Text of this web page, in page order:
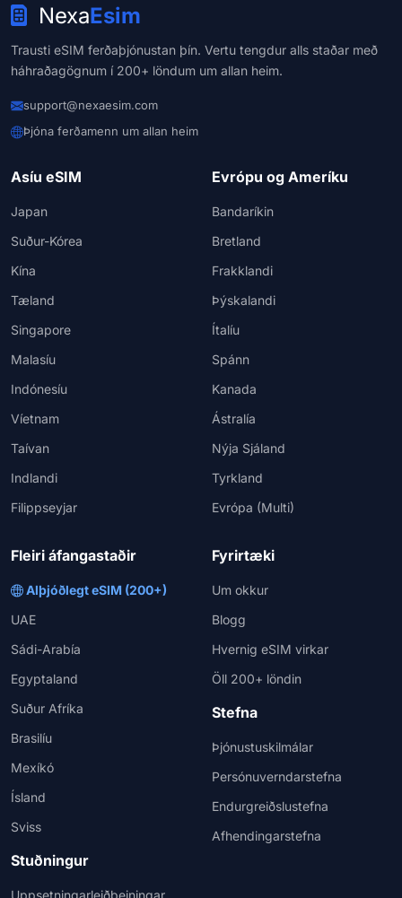
NexaEsim
Trausti eSIM ferðaþjónustan þín. Vertu tengdur alls staðar með
háhraðagögnum í 200+ löndum um allan heim.
support@nexaesim.com
Þjóna ferðamenn um allan heim
Asíu eSIM
Japan
Suður-Kórea
Kína
Tæland
Singapore
Malasíu
Indónesíu
Víetnam
Taívan
Indlandi
Filippseyjar
Evrópu og Ameríku
Bandaríkin
Bretland
Frakklandi
Þýskalandi
Ítalíu
Spánn
Kanada
Ástralía
Nýja Sjáland
Tyrkland
Evrópa (Multi)
Fleiri áfangastaðir
Alþjóðlegt eSIM (200+)
UAE
Sádi-Arabía
Egyptaland
Suður Afríka
Brasilíu
Mexíkó
Ísland
Sviss
Stuðningur
Uppsetningarleiðbeiningar
Fyrirtæki
Um okkur
Blogg
Hvernig eSIM virkar
Öll 200+ löndin
Stefna
Þjónustuskilmálar
Persónuverndarstefna
Endurgreiðslustefna
Afhendingarstefna